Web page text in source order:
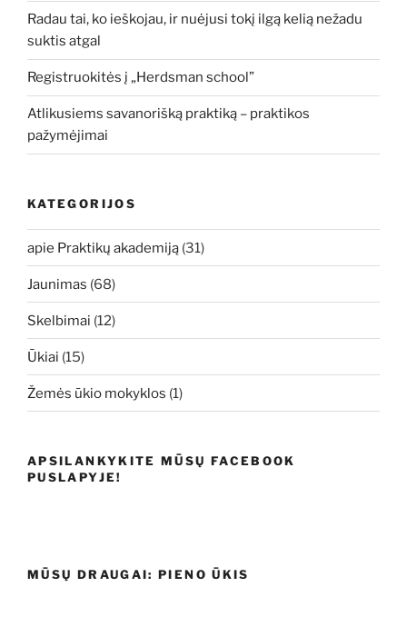
Radau tai, ko ieškojau, ir nuėjusi tokį ilgą kelią nežadu
suktis atgal
Registruokitės į „Herdsman school”
Atlikusiems savanorišką praktiką – praktikos
pažymėjimai
KATEGORIJOS
apie Praktikų akademiją (31)
Jaunimas (68)
Skelbimai (12)
Ūkiai (15)
Žemės ūkio mokyklos (1)
APSILANKYKITE MŪSŲ FACEBOOK
PUSLAPYJE!
MŪSŲ DRAUGAI: PIENO ŪKIS